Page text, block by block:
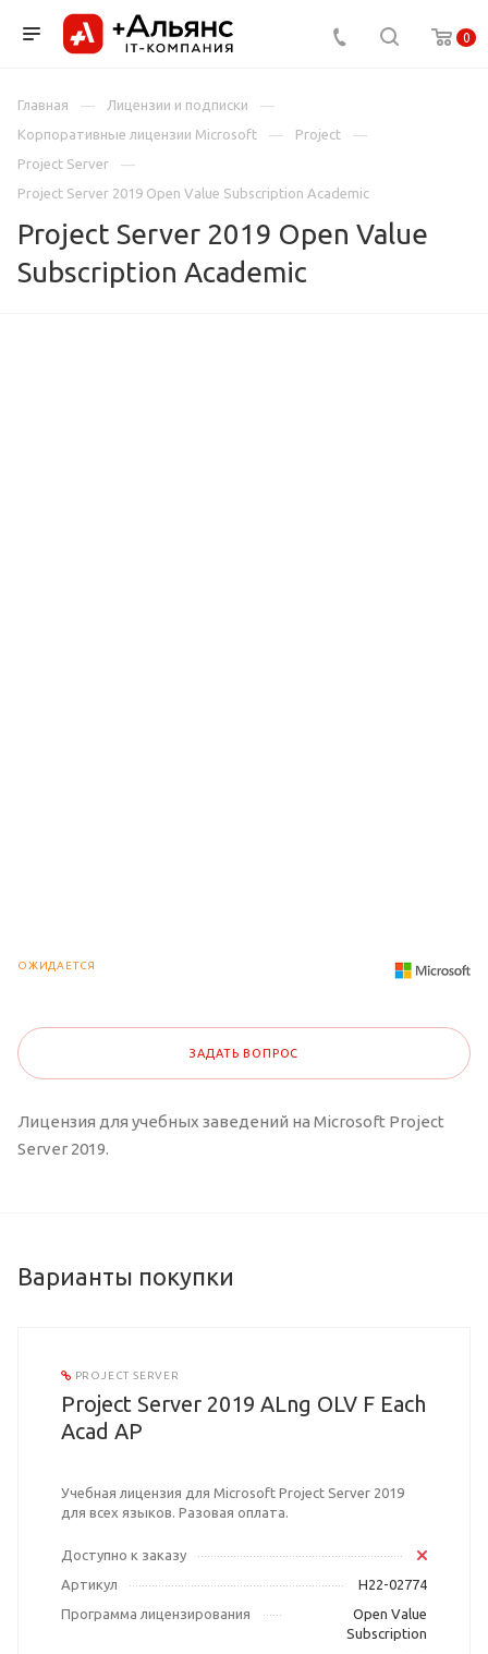
0
Главная
Лицензии и подписки
Корпоративные лицензии Microsoft
Project
Project Server
Project Server 2019 Open Value Subscription Academic
Project Server 2019 Open Value
Subscription Academic
ОЖИДАЕТСЯ
ЗАДАТЬ ВОПРОС
Лицензия для учебных заведений на Microsoft Project
Server 2019.
Варианты покупки
PROJECT SERVER
Project Server 2019 ALng OLV F Each
Acad AP
Учебная лицензия для Microsoft Project Server 2019
для всех языков. Разовая оплата.
Доступно к заказу
Артикул
H22-02774
Программа лицензирования
Open Value
Subscription